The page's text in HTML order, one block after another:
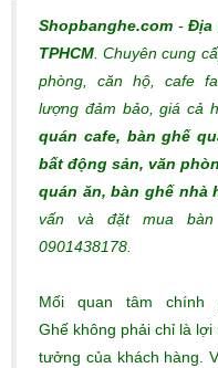
Shopbanghe.com -Địa
TPHCM. Chuyên cung
phòng, căn hộ, cafe
lượng đảm bảo, giá cả
quán cafe, bàn ghế
bất động sản, văn
quán ăn, bàn ghế nhà
vấn và đặt mua
0901438178.
Mối quan tâm chính
Ghế không phải chỉ là
tưởng của khách hàng.